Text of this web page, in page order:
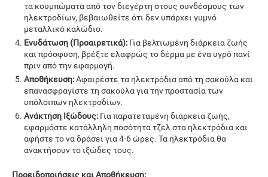
τα κουμπώματα από τον διεγέρτη στους συνδέσμους των
ηλεκτροδίων, βεβαιωθείτε ότι δεν υπάρχει γυμνό
μεταλλικό καλώδιο.
Ενυδάτωση (Προαιρετικά): Για βελτιωμένη διάρκεια ζωής
και πρόσφυση, βρέξτε ελαφρώς το δέρμα με ένα υγρό πανί
πριν από την εφαρμογή.
Αποθήκευση:Αφαιρέστε τα ηλεκτρόδια από τη σακούλα και
επανασφραγίστε τη σακούλα για την προστασία των
υπόλοιπων ηλεκτροδίων.
Ανάκτηση Ιξώδους: Για παρατεταμένη διάρκεια ζωής,
εφαρμόστε κατάλληλη ποσότητα τζελ στα ηλεκτρόδια και
αφήστε το να δράσει για 4-6 ώρες. Τα ηλεκτρόδια θα
ανακτήσουν το ιξώδες τους.
Προειδοποιήσεις και Αποθήκευση: